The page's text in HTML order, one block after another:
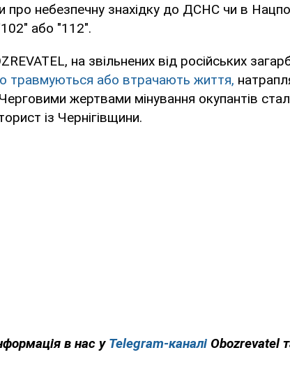
про небезпечну знахідку до ДСНС чи в
або "112".
на звільнених від російських
травмуються або втрачають життя,
жертвами мінування окупантів
із Чернігівщини.
в нас у Telegram-каналі Obozrevatel